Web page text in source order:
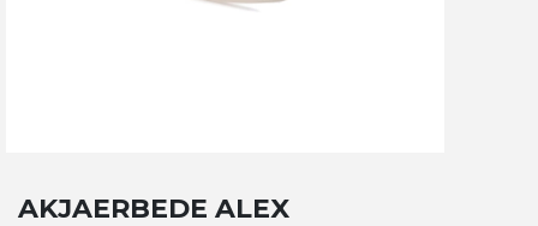
AKJAERBEDE ALEX